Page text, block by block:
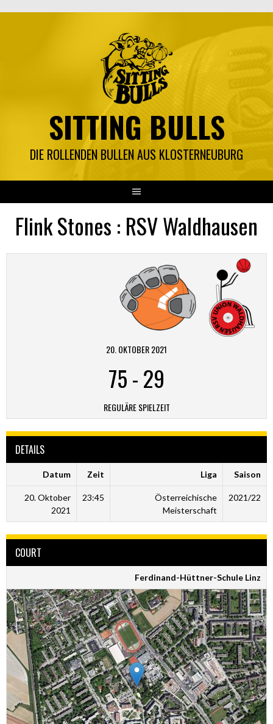
SITTING BULLS
DIE ROLLENDEN BULLEN AUS KLOSTERNEUBURG
Flink Stones : RSV Waldhausen
20. OKTOBER 2021
75-29
REGULÄRE SPIELZEIT
DETAILS
Datum Zeit Liga Saison
20. Oktober
2021
23:45
Österreichische
Meisterschaft
2021/22
COURT
Ferdinand-Hüttner-Schule Linz